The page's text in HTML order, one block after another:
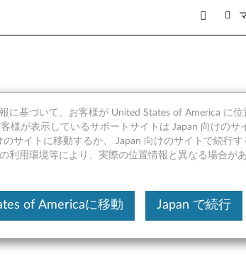
バー(Intel GL960/
に基づいて、お客様が United States of America に位
様が表示しているサポートサイトは Japan 向けのサ
サイトに移動するか、 Japan 向けのサイトで続行
利用環境等により、実際の位置情報と異なる場合があ
of Americaに移動 Japan で続行